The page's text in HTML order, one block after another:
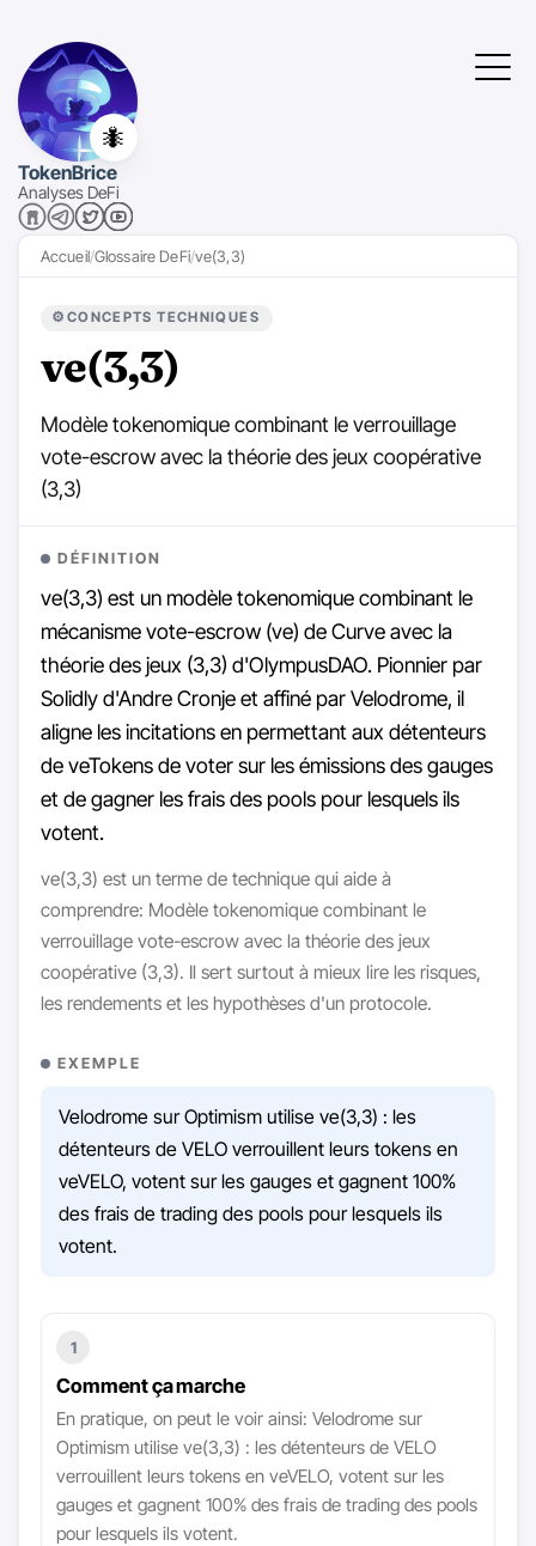
🐜
TokenBrice
Analyses DeFi
Accueil Glossaire DeFi ve(3,3)
⚙️ CONCEPTS TECHNIQUES
ve(3,3)
Modèle tokenomique combinant le verrouillage
vote-escrow avec la théorie des jeux coopérative
(3,3)
DÉFINITION
ve(3,3) est un modèle tokenomique combinant le
mécanisme vote-escrow (ve) de Curve avec la
théorie des jeux (3,3) d'OlympusDAO. Pionnier par
Solidly d'Andre Cronje et affiné par Velodrome, il
aligne les incitations en permettant aux détenteurs
de veTokens de voter sur les émissions des gauges
et de gagner les frais des pools pour lesquels ils
votent.
ve(3,3) est un terme de technique qui aide à
comprendre: Modèle tokenomique combinant le
verrouillage vote-escrow avec la théorie des jeux
coopérative (3,3). Il sert surtout à mieux lire les risques,
les rendements et les hypothèses d'un protocole.
EXEMPLE
Velodrome sur Optimism utilise ve(3,3) : les
détenteurs de VELO verrouillent leurs tokens en
veVELO, votent sur les gauges et gagnent 100%
des frais de trading des pools pour lesquels ils
votent.
1
Comment ça marche
En pratique, on peut le voir ainsi: Velodrome sur
Optimism utilise ve(3,3) : les détenteurs de VELO
verrouillent leurs tokens en veVELO, votent sur les
gauges et gagnent 100% des frais de trading des pools
pour lesquels ils votent.